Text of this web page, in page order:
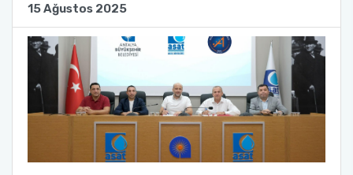
15 Ağustos 2025